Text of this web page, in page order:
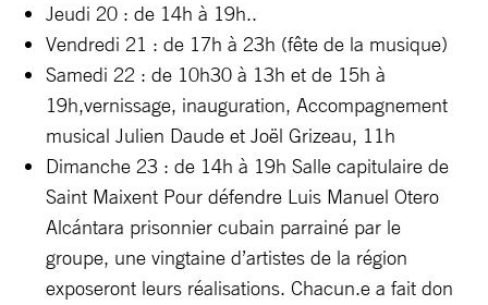
Jeudi 20 : de 14h à 19h..
Vendredi 21 : de 17h à 23h (fête de la musique)
Samedi 22 : de 10h30 à 13h et de 15h à
19h,vernissage, inauguration, Accompagnement
musical Julien Daude et Joël Grizeau, 11h
Dimanche 23 : de 14h à 19h Salle capitulaire de
Saint Maixent Pour défendre Luis Manuel Otero
Alcántara prisonnier cubain parrainé par le
groupe, une vingtaine d’artistes de la région
exposeront leurs réalisations. Chacun.e a fait don